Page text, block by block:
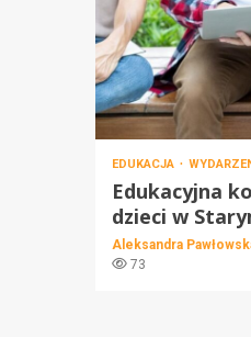
EDUKACJA
Edukacyjna
dzieci w
Aleksandra
73